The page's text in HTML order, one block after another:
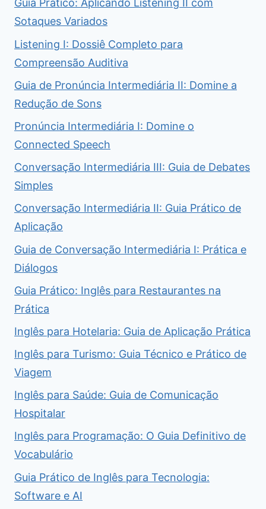
Guia Prático: Aplicando Listening II com
Sotaques Variados
Listening I: Dossiê Completo para
Compreensão Auditiva
Guia de Pronúncia Intermediária II: Domine a
Redução de Sons
Pronúncia Intermediária I: Domine o
Connected Speech
Conversação Intermediária III: Guia de Debates
Simples
Conversação Intermediária II: Guia Prático de
Aplicação
Guia de Conversação Intermediária I: Prática e
Diálogos
Guia Prático: Inglês para Restaurantes na
Prática
Inglês para Hotelaria: Guia de Aplicação Prática
Inglês para Turismo: Guia Técnico e Prático de
Viagem
Inglês para Saúde: Guia de Comunicação
Hospitalar
Inglês para Programação: O Guia Definitivo de
Vocabulário
Guia Prático de Inglês para Tecnologia:
Software e AI